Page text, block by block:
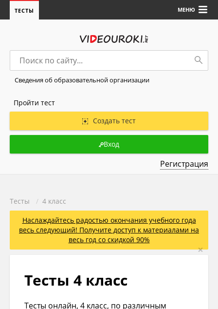
МЕНЮ
ТЕСТЫ
Сведения об образовательной организации
Пройти тест
Создать тест
Вход
Регистрация
Тесты / 4 класс
Наслаждайтесь радостью окончания учебного года
весь следующий! Получите доступ к материалами на
весь год со скидкой 90%
×
Тесты 4 класс
Тесты онлайн, 4 класс, по различным